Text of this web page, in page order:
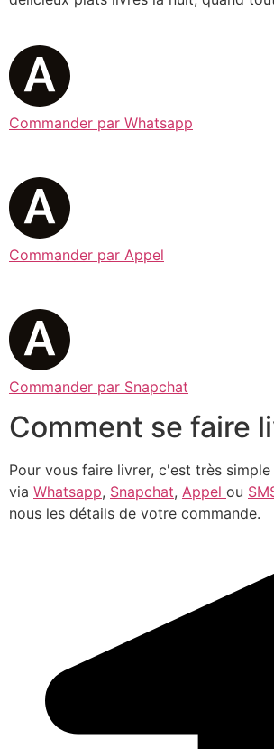
Commander par Whatsapp
Commander par Appel
Commander par Snapchat
Comment se faire
Pour vous faire livrer, c'est très
via Whatsapp, Snapchat, Appel ou
nous les détails de votre commande.